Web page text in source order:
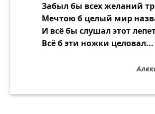
Забыл бы всех желаний
Мечтою б целый мир
И всё бы слушал этот
Всё б эти ножки целовал...